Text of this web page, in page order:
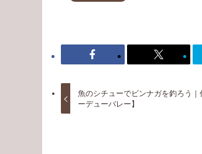
魚のシチューでビンナガを釣ろう
ーデューバレー】